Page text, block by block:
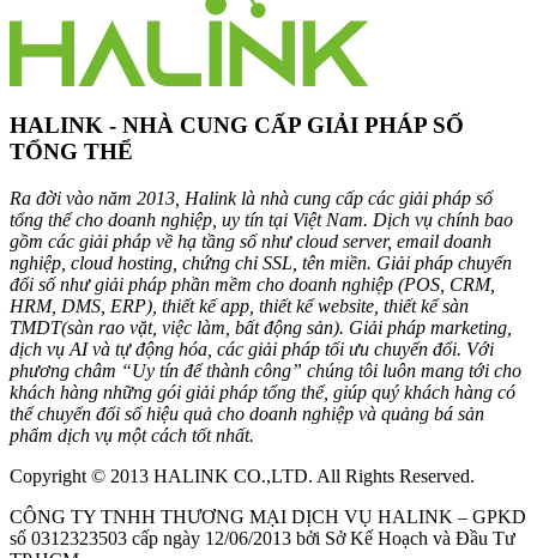
HALINK - NHÀ CUNG CẤP GIẢI PHÁP SỐ
TỔNG THỂ
Ra đời vào năm 2013, Halink là nhà cung cấp các giải pháp số
tổng thể cho doanh nghiệp, uy tín tại Việt Nam. Dịch vụ chính bao
gồm các giải pháp về hạ tầng số như cloud server, email doanh
nghiệp, cloud hosting, chứng chỉ SSL, tên miền. Giải pháp chuyển
đổi số như giải pháp phần mềm cho doanh nghiệp (POS, CRM,
HRM, DMS, ERP), thiết kế app, thiết kế website, thiết kế sàn
TMDT(sàn rao vặt, việc làm, bất động sản). Giải pháp marketing,
dịch vụ AI và tự động hóa, các giải pháp tối ưu chuyển đổi. Với
phương châm “Uy tín để thành công” chúng tôi luôn mang tới cho
khách hàng những gói giải pháp tổng thể, giúp quý khách hàng có
thể chuyển đổi số hiệu quả cho doanh nghiệp và quảng bá sản
phẩm dịch vụ một cách tốt nhất.
Copyright © 2013 HALINK CO.,LTD. All Rights Reserved.
CÔNG TY TNHH THƯƠNG MẠI DỊCH VỤ HALINK – GPKD
số 0312323503 cấp ngày 12/06/2013 bởi Sở Kế Hoạch và Đầu Tư